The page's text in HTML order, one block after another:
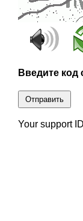
Введите код
Отправить
Your support